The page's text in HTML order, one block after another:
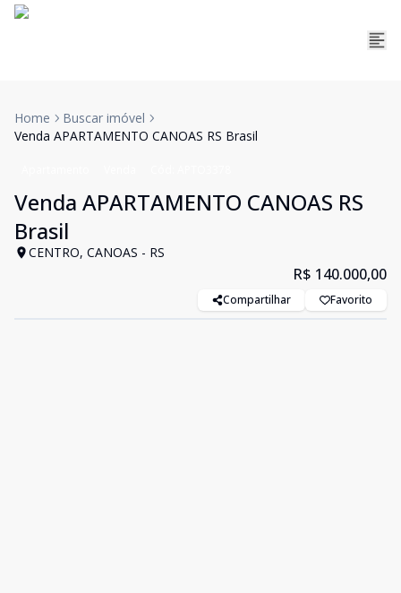
Home
Buscar imóvel
Venda APARTAMENTO CANOAS RS Brasil
Venda APARTAMENTO CANOAS RS
Brasil
CENTRO, CANOAS - RS
R$ 140.000,00
Compartilhar Favorito